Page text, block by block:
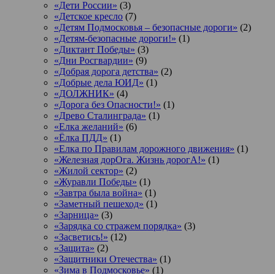
«Дети России» (3)
«Детское кресло (7)
«Детям Подмосковья – безопасные дороги» (2)
«Детям-безопасные дороги!» (1)
«Диктант Победы» (3)
«Дни Росгвардии» (9)
«Добрая дорога детства» (2)
«Добрые дела ЮИД» (1)
«ДОЛЖНИК» (4)
«Дорога без Опасности!» (1)
«Древо Сталинграда» (1)
«Елка желаний» (6)
«Ёлка ПДД» (1)
«Елка по Правилам дорожного движения» (1)
«Железная дорОга. Жизнь дорогА!» (1)
«Жилой сектор» (2)
«Журавли Победы» (1)
«Завтра была война» (1)
«Заметный пешеход» (1)
«Зарница» (3)
«Зарядка со стражем порядка» (3)
«Засветись!» (12)
«Защита» (2)
«Защитники Отечества» (1)
«Зима в Подмосковье» (1)